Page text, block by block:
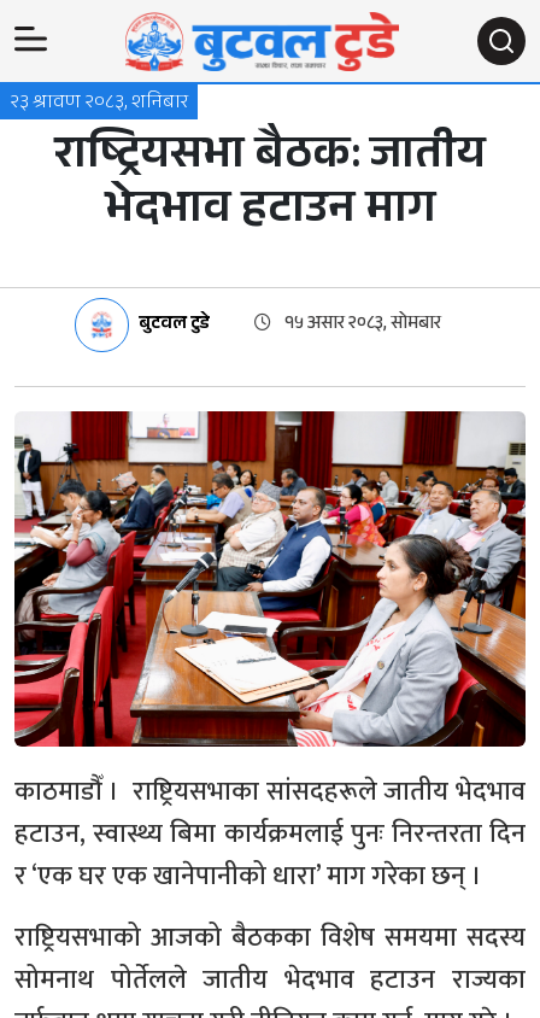
२३ श्रावण २०८३, शनिबार
राष्ट्रियसभा बैठक: जातीय
भेदभाव हटाउन माग
बुटवल टुडे १५ असार २०८३, सोमबार
काठमाडौँ । राष्ट्रियसभाका सांसदहरूले जातीय भेदभाव
हटाउन, स्वास्थ्य बिमा कार्यक्रमलाई पुनः निरन्तरता दिन
र ‘एक घर एक खानेपानीको धारा’ माग गरेका छन् ।
राष्ट्रियसभाको आजको बैठकका विशेष समयमा सदस्य
सोमनाथ पोर्तेलले जातीय भेदभाव हटाउन राज्यका